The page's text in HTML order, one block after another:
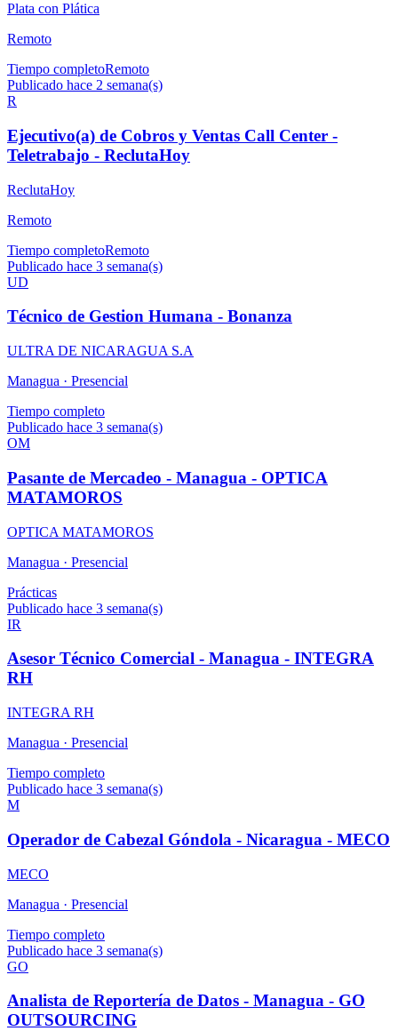
Plata con Plática
Remoto
Tiempo completoRemoto
Publicado hace 2 semana(s)
R
Ejecutivo(a) de Cobros y Ventas Call Center -
Teletrabajo - ReclutaHoy
ReclutaHoy
Remoto
Tiempo completoRemoto
Publicado hace 3 semana(s)
UD
Técnico de Gestion Humana - Bonanza
ULTRA DE NICARAGUA S.A
Managua · Presencial
Tiempo completo
Publicado hace 3 semana(s)
OM
Pasante de Mercadeo - Managua - OPTICA
MATAMOROS
OPTICA MATAMOROS
Managua · Presencial
Prácticas
Publicado hace 3 semana(s)
IR
Asesor Técnico Comercial - Managua - INTEGRA
RH
INTEGRA RH
Managua · Presencial
Tiempo completo
Publicado hace 3 semana(s)
M
Operador de Cabezal Góndola - Nicaragua - MECO
MECO
Managua · Presencial
Tiempo completo
Publicado hace 3 semana(s)
GO
Analista de Reportería de Datos - Managua - GO
OUTSOURCING